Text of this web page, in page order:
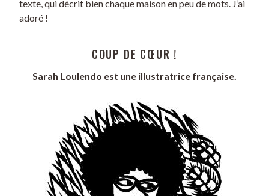
texte, qui décrit bien chaque maison en peu de mots. J’ai
adoré !
COUP DE CŒUR !
Sarah Loulendo est une illustratrice française.